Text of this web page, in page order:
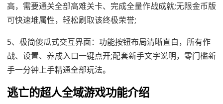
高，需要通关全部高难关卡、完成全量作战成就;无限金币版
可快速堆属性，轻松刷取该终极荣誉;
5、极简傻瓜式交互界面：功能按钮布局清晰直白，所有作
战、设置、养成入口一键点开;配套新手文字说明，零门槛新
手一分钟上手精通全部玩法。
逃亡的超人全域游戏功能介绍